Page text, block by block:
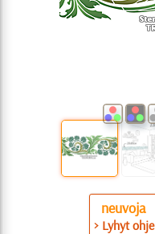
neuvoja
> Lyhyt ohje